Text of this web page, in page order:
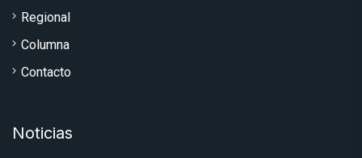
Regional
Columna
Contacto
Noticias